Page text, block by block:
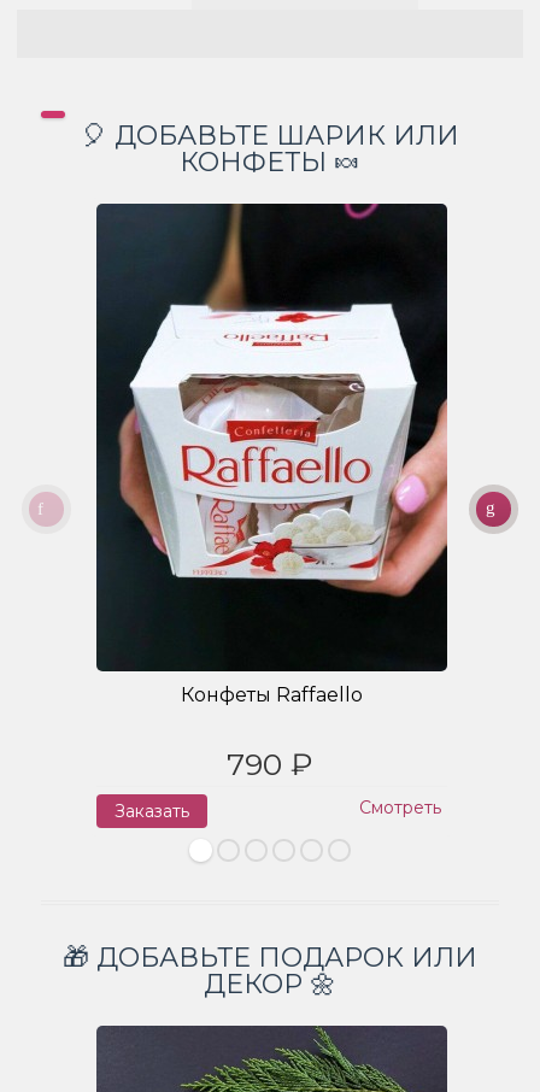
🎈 ДОБАВЬТЕ ШАРИК ИЛИ
КОНФЕТЫ 🍬
Конфеты Raffaello
790 ₽
Заказать Смотреть
🎁 ДОБАВЬТЕ ПОДАРОК ИЛИ
ДЕКОР 🌼